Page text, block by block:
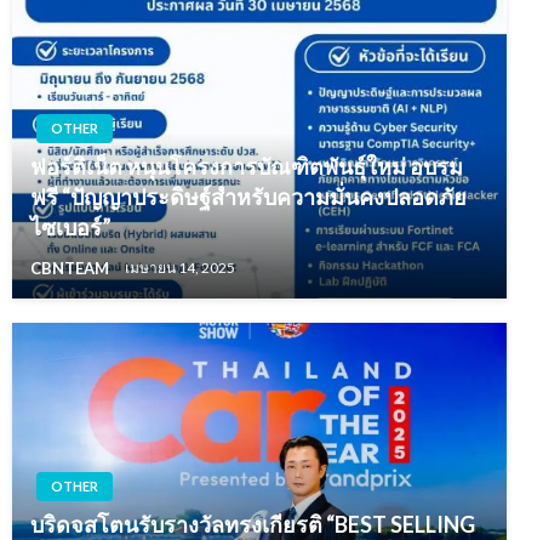
OTHER
ฟอร์ติเน็ต หนุนโครงการบัณฑิตพันธุ์ใหม่ อบรม
ฟรี “ปัญญาประดิษฐ์สำหรับความมั่นคงปลอดภัย
ไซเบอร์”
CBNTEAM เมษายน 14, 2025
OTHER
บริดจสโตนรับรางวัลทรงเกียรติ “BEST SELLING